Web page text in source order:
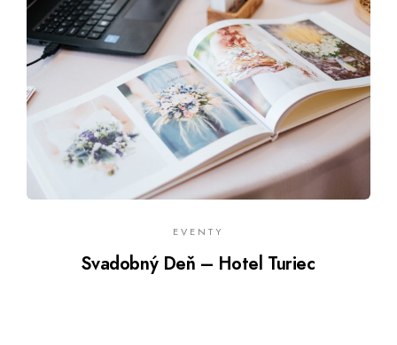
EVENTY
Svadobný Deň – Hotel Turiec